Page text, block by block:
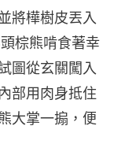
將樺樹皮丟入
棕熊啃食著幸
圖從玄關闖入
部用肉身抵住
大掌一搧，便